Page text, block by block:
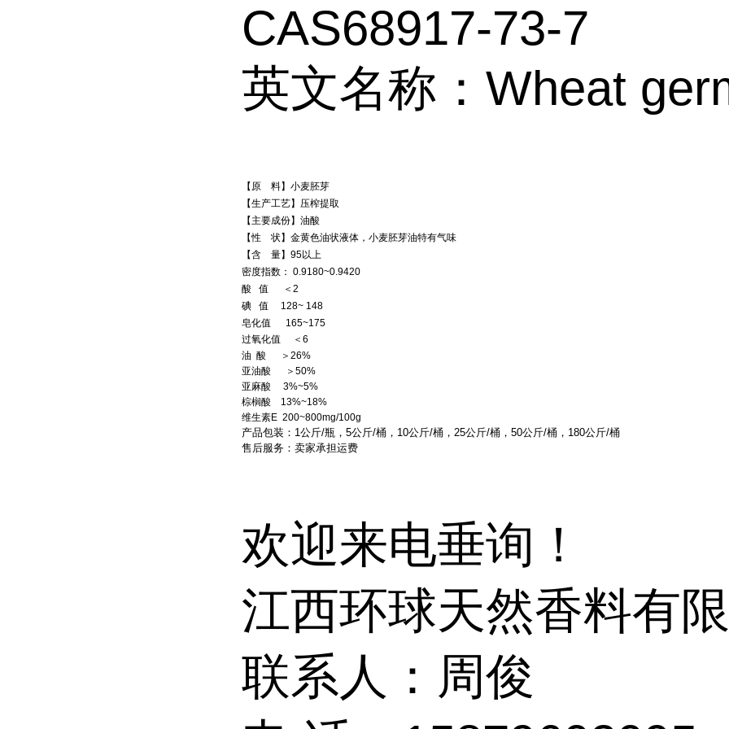
CAS68917-73-7
英文名称：Wheat
【原 料】小麦胚芽
【生产工艺】压榨提取
【主要成份】油酸
【性 状】金黄色油状液体，小麦胚芽油特有气味
【含 量】95以上
密度指数： 0.9180~0.9420
酸 值 ＜2
碘 值 128~ 148
皂化值 165~175
过氧化值 ＜6
油 酸 ＞26%
亚油酸 ＞50%
亚麻酸 3%~5%
棕榈酸 13%~18%
维生素E 200~800mg/100g
产品包装：1公斤/瓶，5公斤/桶，10公斤/桶，25公斤/桶，50公斤/桶，180公斤/桶
售后服务：卖家承担运费
欢迎来电垂询！
江西环球天然香料有
联系人：周俊